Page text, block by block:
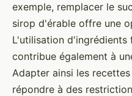
exemple, remplacer le
sirop d'érable offre une
L'utilisation
contribue également à
Adapter ainsi les
répondre à des